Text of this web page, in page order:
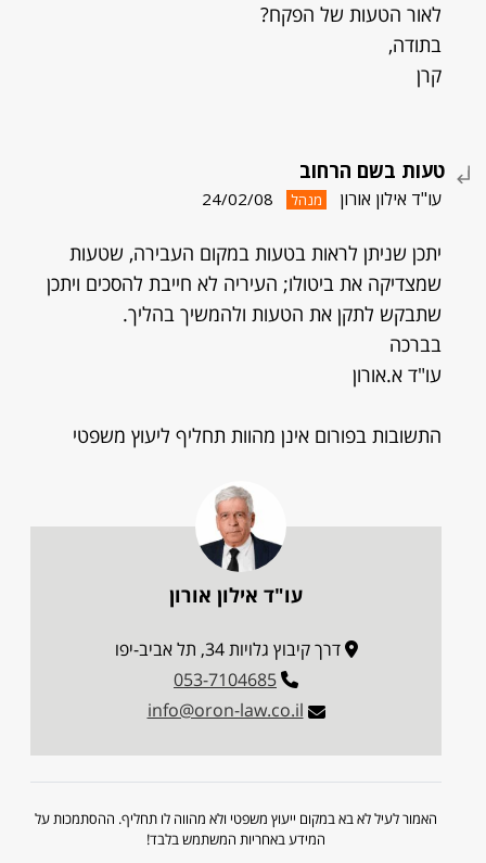
לאור הטעות של הפקח?
בתודה,
קרן
טעות בשם הרחוב
עו"ד אילון אורון מנהל 24/02/08
יתכן שניתן לראות בטעות במקום העבירה, שטעות
שמצדיקה את ביטולו; העיריה לא חייבת להסכים ויתכן
שתבקש לתקן את הטעות ולהמשיך בהליך.
בברכה
עו"ד א.אורון
התשובות בפורום אינן מהוות תחליף ליעוץ משפטי
עו"ד אילון אורון
דרך קיבוץ גלויות 34, תל אביב-יפו
053-7104685
info@oron-law.co.il
האמור לעיל לא בא במקום ייעוץ משפטי ולא מהווה לו תחליף. ההסתמכות על
המידע באחריות המשתמש בלבד!